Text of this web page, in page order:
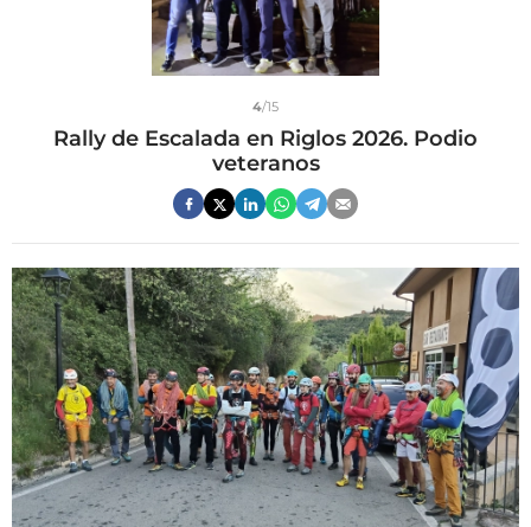
4/15
Rally de Escalada en Riglos 2026. Podio
veteranos